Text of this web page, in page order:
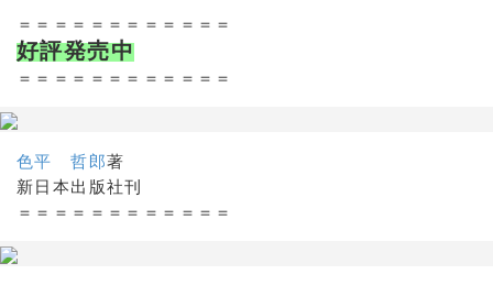
＝＝＝＝＝＝＝＝＝＝＝＝
好評発売中
＝＝＝＝＝＝＝＝＝＝＝＝
色平 哲郎著
新日本出版社刊
＝＝＝＝＝＝＝＝＝＝＝＝